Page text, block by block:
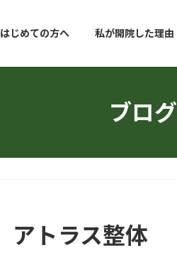
はじめての方へ 私が開院した理由
ブログ
アトラス整体